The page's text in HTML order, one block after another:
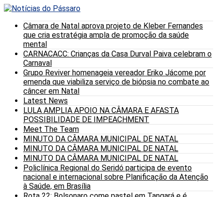
Câmara de Natal aprova projeto de Kleber Fernandes
que cria estratégia ampla de promoção da saúde
mental
CARNACACC: Crianças da Casa Durval Paiva celebram o
Carnaval
Grupo Reviver homenageia vereador Eriko Jácome por
emenda que viabiliza serviço de biópsia no combate ao
câncer em Natal
Latest News
LULA AMPLIA APOIO NA CÂMARA E AFASTA
POSSIBILIDADE DE IMPEACHMENT
Meet The Team
MINUTO DA CÂMARA MUNICIPAL DE NATAL
MINUTO DA CÂMARA MUNICIPAL DE NATAL
MINUTO DA CÂMARA MUNICIPAL DE NATAL
Policlínica Regional do Seridó participa de evento
nacional e internacional sobre Planificação da Atenção
à Saúde, em Brasília